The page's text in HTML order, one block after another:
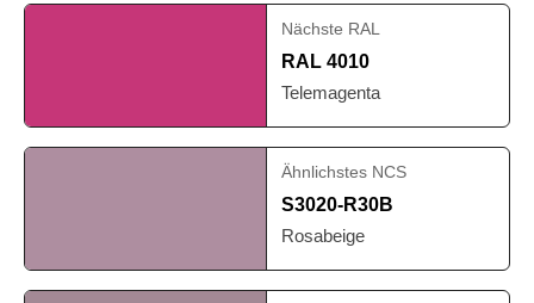
Nächste RAL
RAL 4010
Telemagenta
Ähnlichstes NCS
S3020-R30B
Rosabeige